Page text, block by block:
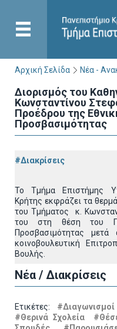
Αρχική Σελίδα Νέα -
Διορισμός του
Κωνσταντίνου
Προέδρου της
Προσβασιμότητας
#Διακρίσεις
Το Τμήμα Επιστήμης
Κρήτης εκφράζει τα
του Τμήματος κ.
του στη θέση του
Προσβασιμότητας
κοινοβουλευτική
Βουλής.
Νέα / Διακρίσεις
Ετικέτες: #Διαγωνισμοί
#Θερινά Σχολεία